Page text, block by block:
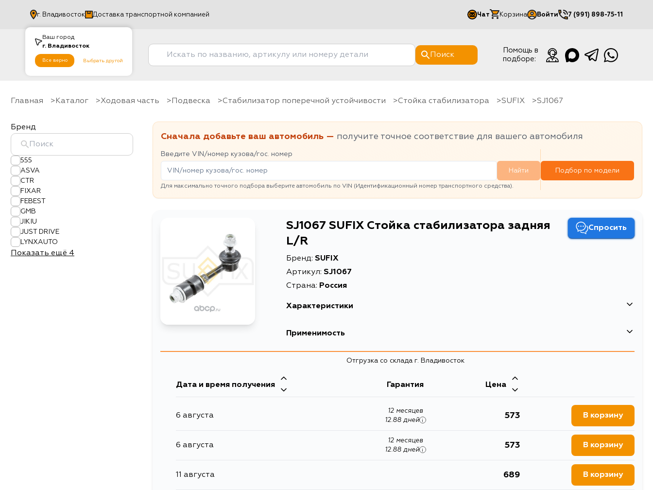
Ваш город
г. Владивосток
Все верно Выбрать другой
г. Владивосток Доставка транспортной компанией Чат Корзина Войти
Мой кабинет
7 (991) 898-75-11
Поиск
Помощь в
подборе:
Главная Каталог Ходовая часть Подвеска Стабилизатор поперечной устойчивости Стойка стабилизатора SUFIX SJ1067
Бренд
555
ASVA
CTR
FIXAR
FEBEST
GMB
JIKIU
JUST DRIVE
LYNXAUTO
Показать ещё 4
Сначала добавьте ваш автомобиль — получите точное соответствие для вашего автомобиля
Введите VIN/номер кузова/гос. номер
Найти
Для максимально точного подбора выберите автомобиль по VIN (Идентификационный номер транспортного средства).
Подбор по модели
SJ1067 SUFIX Стойка стабилизатора задняя
L/R
Спросить
Бренд: SUFIX
Артикул: SJ1067
Страна: Россия
Характеристики
Описание
Применимость
Отгрузка со склада г. Владивосток
Дата и время получения Гарантия Цена
6 августа
12 месяцев
12.88 дней
i
573 В корзину
6 августа
12 месяцев
12.88 дней
i
573 В корзину
11 августа 689 В корзину